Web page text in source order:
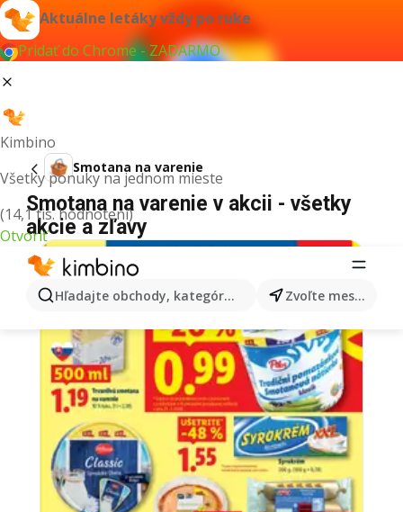
Aktuálne letáky vždy po ruke
Pridať do Chrome - ZADARMO
Kimbino
Všetky ponuky na jednom mieste
(14,1 tis. hodnotení)
Otvoriť
Hľadajte obchody, kategórie, produkty... Zvoľte mesto
Smotana na varenie
Smotana na varenie v akcii - všetky
akcie a zľavy